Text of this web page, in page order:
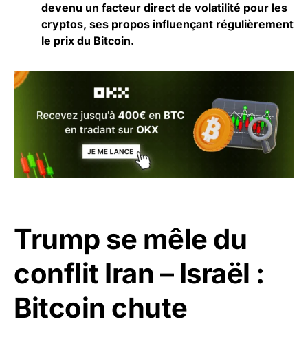
devenu un facteur direct de volatilité pour les
cryptos, ses propos influençant régulièrement
le prix du Bitcoin.
Trump se mêle du
conflit Iran – Israël :
Bitcoin chute